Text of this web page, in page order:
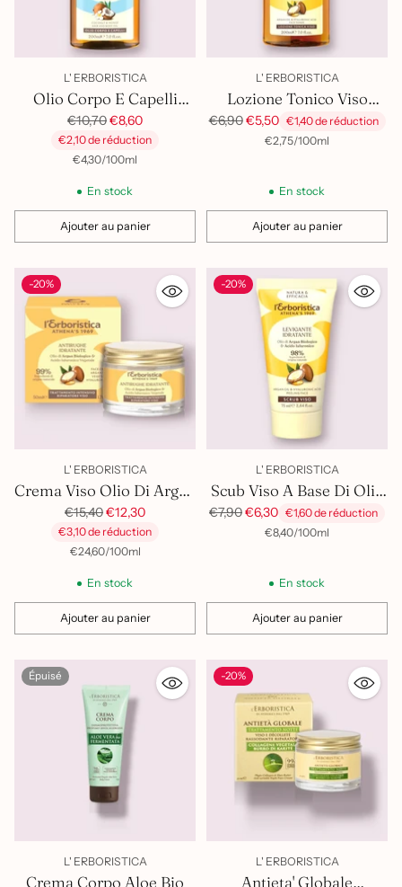
L' ERBORISTICA
Olio Corpo E Capelli
Cocco E Monoi
Prix
habituel
€10,70€8,60
€2,10 de réduction
Prix
€4,30/
par 100ml
En stock
Ajouter au panier
Quantité
L' ERBORISTICA
Lozione Tonico Viso
Argan
Prix
€6,90€5,50 €1,40 de réduction
Prix
€2,75/
par 100ml
En stock
Ajouter au panier
Quantité
-20%
L' ERBORISTICA
Crema Viso Olio Di Argan
E Acido Jaluronico
Vegetale
Prix
habituel
€15,40€12,30
€3,10 de réduction
Prix
€24,60/
par 100ml
En stock
Ajouter au panier
Quantité
-20%
L' ERBORISTICA
Scub Viso A Base Di Olio
E Granuli Argan
Prix
€7,90€6,30 €1,60 de réduction
Prix
€8,40/
par 100ml
En stock
Ajouter au panier
Quantité
Épuisé
L' ERBORISTICA
Crema Corpo Aloe Bio
-20%
L' ERBORISTICA
Antieta' Globale